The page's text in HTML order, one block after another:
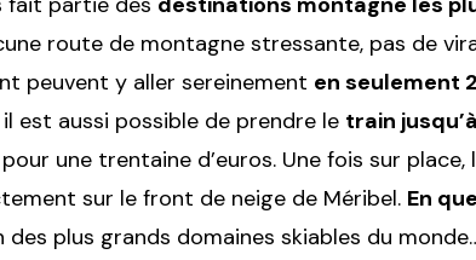
route de montagne stressante, pas de
peuvent y aller sereinement en seulement
est aussi possible de prendre le train
une trentaine d’euros. Une fois sur
sur le front de neige de Méribel. En
des plus grands domaines skiables du